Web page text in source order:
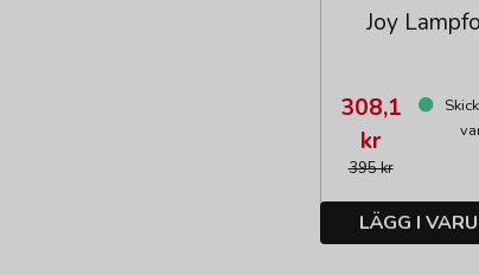
Joy
395 kr
308,1
kr
LÄGG I